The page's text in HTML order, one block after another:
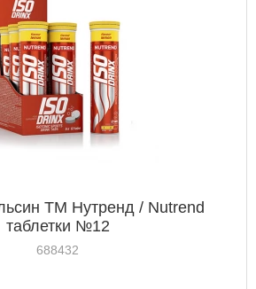
ТМ Нутренд / Nutrend
таблетки №12
688432